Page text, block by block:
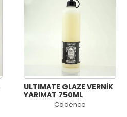
ULTIMATE GLAZE VERNİK
YARIMAT 750ML
Cadence